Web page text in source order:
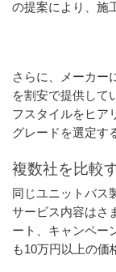
の提案により、施
さらに、メーカー
を割安で提供して
フスタイルをヒア
グレードを選定す
複数社を比較
同じユニットバス
サービス内容はさ
ート、キャンペー
も10万円以上の価